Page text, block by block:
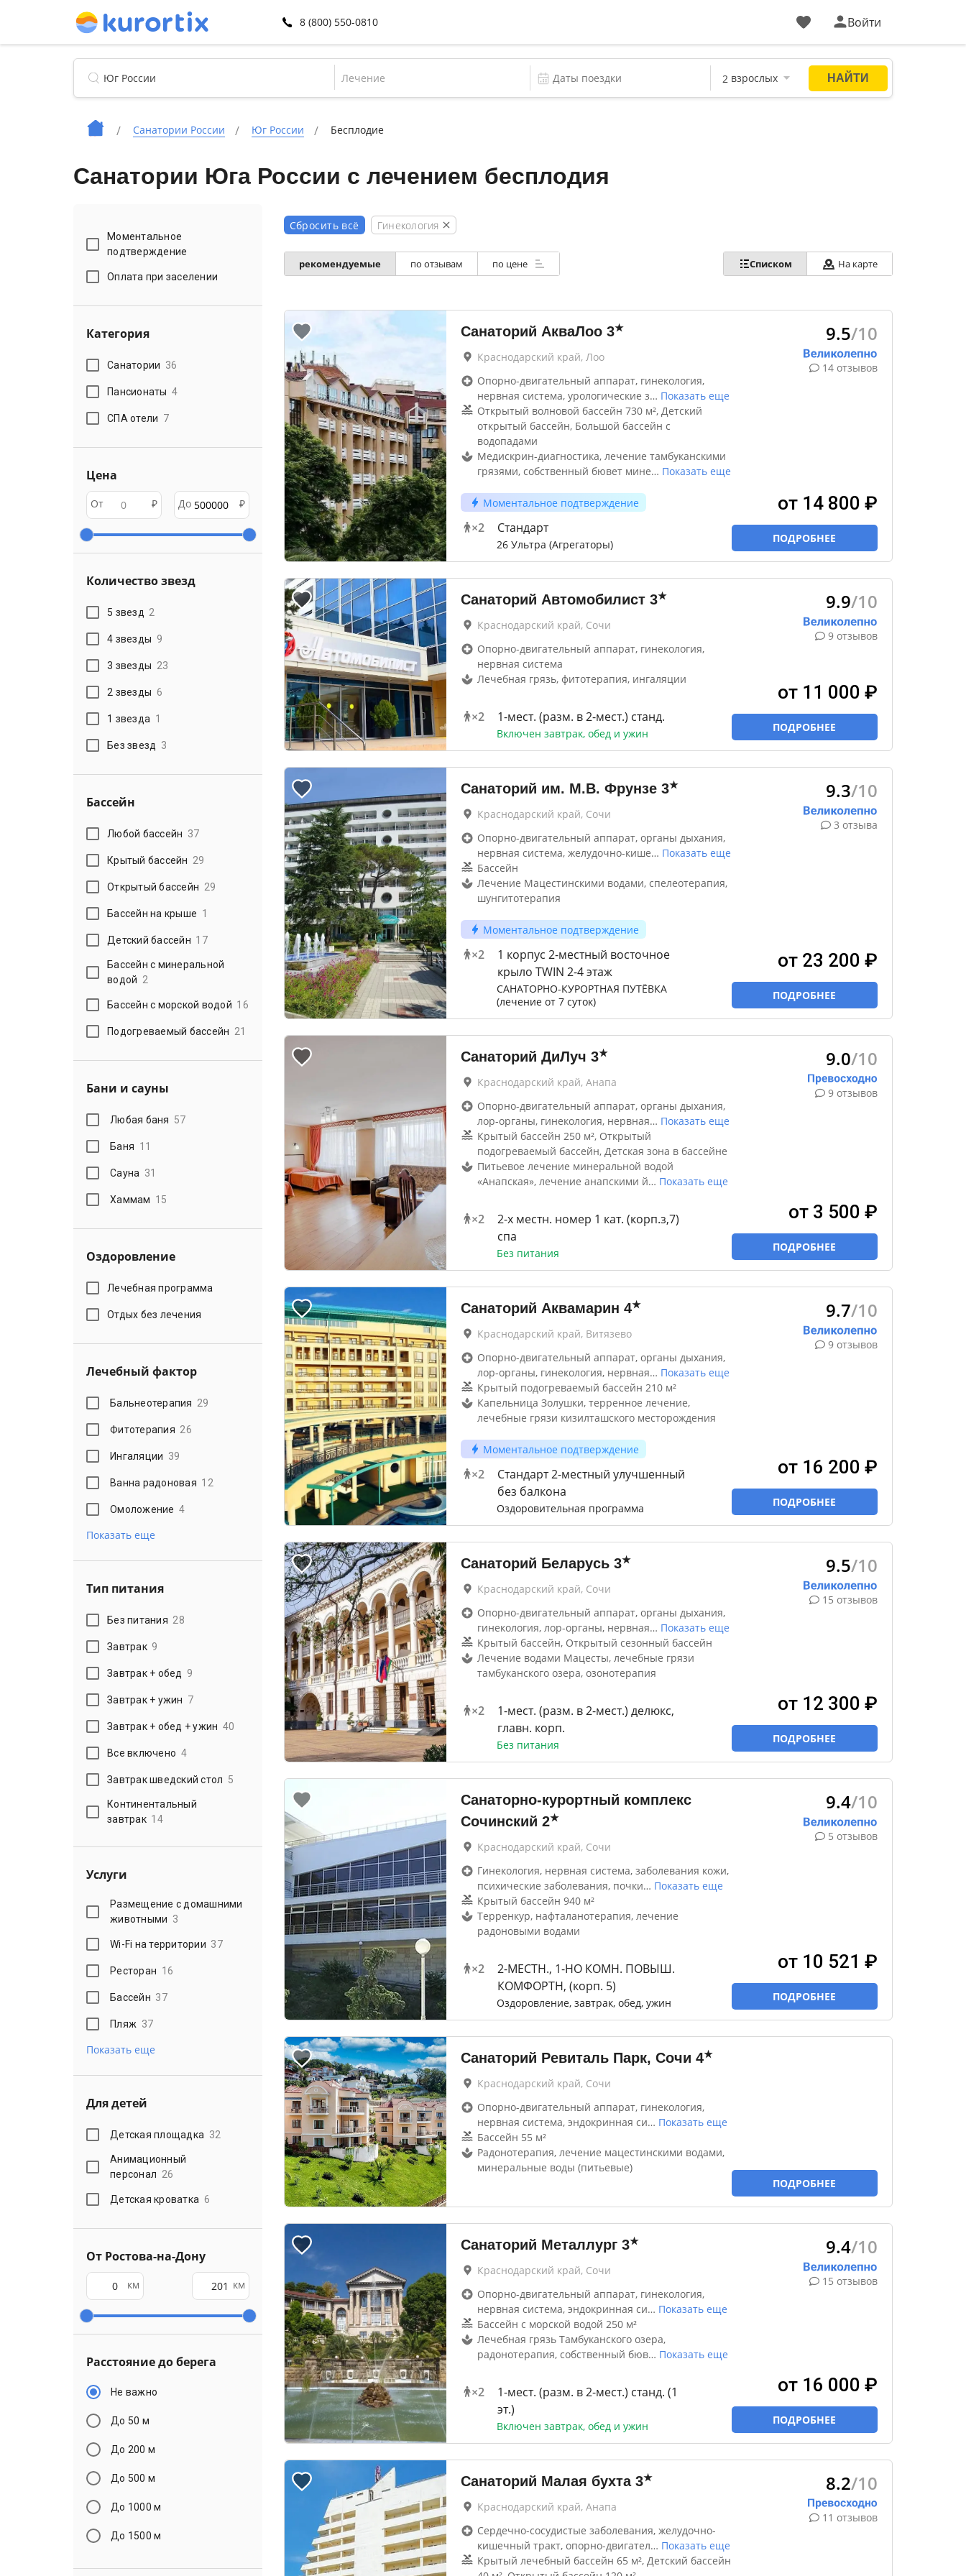
8 (800) 550-0810 Войти
Лечение
Санатории России Юг России Бесплодие
Санатории Юга России с лечением бесплодия
Моментальное
подтверждение
Оплата при заселении
Категория
Санатории 36
Пансионаты 4
СПА отели 7
Цена
От ₽ До ₽
Количество звезд
5 звезд 2
4 звезды 9
3 звезды 23
2 звезды 6
1 звезда 1
Без звезд 3
Бассейн
Любой бассейн 37
Крытый бассейн 29
Открытый бассейн 29
Бассейн на крыше 1
Детский бассейн 17
Бассейн с минеральной
водой 2
Бассейн с морской водой 16
Подогреваемый бассейн 21
Бани и сауны
Любая баня 57
Баня 11
Сауна 31
Хаммам 15
Оздоровление
Лечебная программа
Отдых без лечения
Лечебный фактор
Бальнеотерапия 29
Фитотерапия 26
Ингаляции 39
Ванна радоновая 12
Омоложение 4
Показать еще
Тип питания
Без питания 28
Завтрак 9
Завтрак + обед 9
Завтрак + ужин 7
Завтрак + обед + ужин 40
Все включено 4
Завтрак шведский стол 5
Континентальный
завтрак 14
Услуги
Размещение с домашними
животными 3
Wi-Fi на территории 37
Ресторан 16
Бассейн 37
Пляж 37
Показать еще
Для детей
Детская площадка 32
Анимационный
персонал 26
Детская кроватка 6
От Ростова-на-Дону
км км
Расстояние до берега
Не важно
До 50 м
До 200 м
До 500 м
До 1000 м
До 1500 м
Сбросить всё Гинекология
рекомендуемые по отзывам по цене Списком На карте
Санаторий АкваЛоо 3★
Краснодарский край, Лоо
Опорно-двигательный аппарат, гинекология,
нервная система, урологические з… Показать еще
Открытый волновой бассейн 730 м², Детский
открытый бассейн, Большой бассейн с
водопадами
Медискрин-диагностика, лечение тамбуканскими
грязями, собственный бювет мине… Показать еще
Моментальное подтверждение
×2 Стандарт
26 Ультра (Агрегаторы)
9.5/10
14 отзывов
от 14 800 ₽
ПОДРОБНЕЕ
Санаторий Автомобилист 3★
Краснодарский край, Сочи
Опорно-двигательный аппарат, гинекология,
нервная система
Лечебная грязь, фитотерапия, ингаляции
×2 1-мест. (разм. в 2-мест.) станд.
Включен завтрак, обед и ужин
9.9/10
9 отзывов
от 11 000 ₽
ПОДРОБНЕЕ
Санаторий им. М.В. Фрунзе 3★
Краснодарский край, Сочи
Опорно-двигательный аппарат, органы дыхания,
нервная система, желудочно-кише… Показать еще
Бассейн
Лечение Мацестинскими водами, спелеотерапия,
шунгитотерапия
Моментальное подтверждение
×2
1 корпус 2-местный восточное
крыло TWIN 2-4 этаж
САНАТОРНО-КУРОРТНАЯ ПУТЁВКА
(лечение от 7 суток)
9.3/10
3 отзыва
от 23 200 ₽
ПОДРОБНЕЕ
Санаторий ДиЛуч 3★
Краснодарский край, Анапа
Опорно-двигательный аппарат, органы дыхания,
лор-органы, гинекология, нервная… Показать еще
Крытый бассейн 250 м², Открытый
подогреваемый бассейн, Детская зона в бассейне
Питьевое лечение минеральной водой
«Анапская», лечение анапскими й… Показать еще
×2
2-х местн. номер 1 кат. (корп.з,7)
спа
Без питания
9.0/10
9 отзывов
от 3 500 ₽
ПОДРОБНЕЕ
Санаторий Аквамарин 4★
Краснодарский край, Витязево
Опорно-двигательный аппарат, органы дыхания,
лор-органы, гинекология, нервная… Показать еще
Крытый подогреваемый бассейн 210 м²
Капельница Золушки, терренное лечение,
лечебные грязи кизилташского месторождения
Моментальное подтверждение
×2
Стандарт 2-местный улучшенный
без балкона
Оздоровительная программа
9.7/10
9 отзывов
от 16 200 ₽
ПОДРОБНЕЕ
Санаторий Беларусь 3★
Краснодарский край, Сочи
Опорно-двигательный аппарат, органы дыхания,
гинекология, лор-органы, нервная… Показать еще
Крытый бассейн, Открытый сезонный бассейн
Лечение водами Мацесты, лечебные грязи
тамбуканского озера, озонотерапия
×2
1-мест. (разм. в 2-мест.) делюкс,
главн. корп.
Без питания
9.5/10
15 отзывов
от 12 300 ₽
ПОДРОБНЕЕ
Санаторно-курортный комплекс
Сочинский 2★
Краснодарский край, Сочи
Гинекология, нервная система, заболевания кожи,
психические заболевания, почки… Показать еще
Крытый бассейн 940 м²
Терренкур, нафталанотерапия, лечение
радоновыми водами
×2
2-МЕСТН., 1-НО КОМН. ПОВЫШ.
КОМФОРТН, (корп. 5)
Оздоровление, завтрак, обед, ужин
9.4/10
5 отзывов
от 10 521 ₽
ПОДРОБНЕЕ
Санаторий Ревиталь Парк, Сочи 4★
Краснодарский край, Сочи
Опорно-двигательный аппарат, гинекология,
нервная система, эндокринная си… Показать еще
Бассейн 55 м²
Радонотерапия, лечение мацестинскими водами,
минеральные воды (питьевые)
ПОДРОБНЕЕ
Санаторий Металлург 3★
Краснодарский край, Сочи
Опорно-двигательный аппарат, гинекология,
нервная система, эндокринная си… Показать еще
Бассейн с морской водой 250 м²
Лечебная грязь Тамбуканского озера,
радонотерапия, собственный бюв… Показать еще
×2
1-мест. (разм. в 2-мест.) станд. (1
эт.)
Включен завтрак, обед и ужин
9.4/10
15 отзывов
от 16 000 ₽
ПОДРОБНЕЕ
Санаторий Малая бухта 3★
Краснодарский край, Анапа
Сердечно-сосудистые заболевания, желудочно-
кишечный тракт, опорно-двигател… Показать еще
Крытый лечебный бассейн 65 м², Детский бассейн
8.2/10
11 отзывов